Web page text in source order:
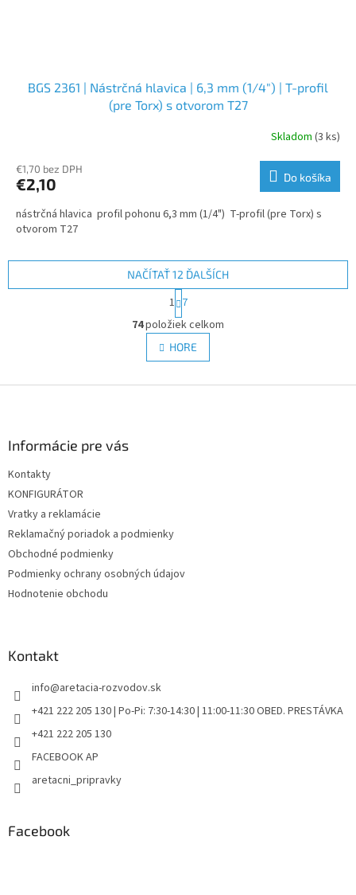
BGS 2361 | Nástrčná hlavica | 6,3 mm (1/4") | T-profil
(pre Torx) s otvorom T27
Skladom (3 ks)
€1,70 bez DPH
€2,10 Do košíka
nástrčná hlavica profil pohonu 6,3 mm (1/4") T-profil (pre Torx) s
otvorom T27
O
v
l
á
i
NAČÍTAŤ 12 ĎALŠÍCH
S
t
r
á
n
k
v
1 7
74položiek celkom
HORE
Informácie pre vás
Kontakty
KONFIGURÁTOR
Vratky a reklamácie
Reklamačný poriadok a podmienky
Obchodné podmienky
Podmienky ochrany osobných údajov
Hodnotenie obchodu
Kontakt
info@aretacia-rozvodov.sk
+421 222 205 130 | Po-Pi: 7:30-14:30 | 11:00-11:30 OBED. PRESTÁVKA
+421 222 205 130
FACEBOOK AP
aretacni_pripravky
Facebook